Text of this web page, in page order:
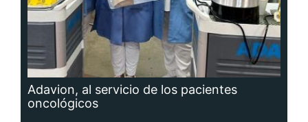
Adavion, al servicio de los pacientes
oncológicos